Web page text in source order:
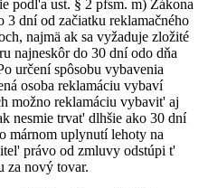
podl'a ust. § 2 pfsm. m) Zákona
dní od začiatku reklamačného
najmä ak sa vyžaduje zložité
najneskôr do 30 dní odo dňa
určení spôsobu vybavenia
osoba reklamáciu vybaví
možno reklamáciu vybavit' aj
nesmie trvat' dlhšie ako 30 dní
márnom uplynutí lehoty na
právo od zmluvy odstúpi t'
za nový tovar.